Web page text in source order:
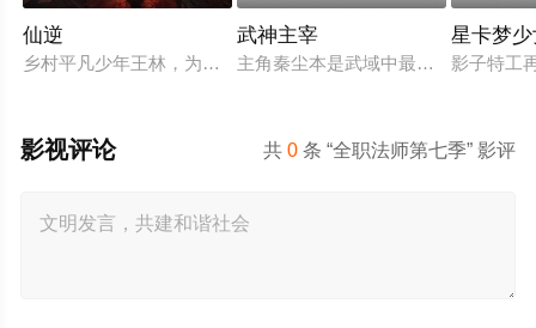
仙逆
乡村平凡少年王林，为了心中不屈的信念踏入仙门修行，克服天
武神主宰
主角秦尘本是武域中最顶尖的天才强
星卡梦
影子特工
共0 条 “全职法师第七季” 影评
影视评论